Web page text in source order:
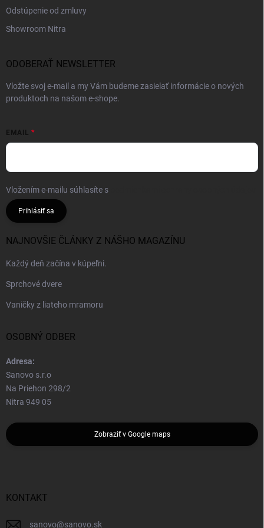
Odstúpenie od zmluvy
Showroom Nitra
ODOBERAŤ NEWSLETTER
Vložte svoj e-mail a my Vám budeme zasielať informácie o nových
produktoch na našom e-shope.
EMAIL
Vložením e-mailu súhlasíte s
Prihlásiť sa
NAJNOVŠIE ČLÁNKY Z NÁŠHO MAGAZÍNU
Každý deň začína v kúpeľni.
Sprchové dvere
Vaničky z liateho mramoru
OSOBNÝ ODBER
Adresa:
Sanovo s.r.o
Na Priehon 298/2
Nitra 949 05
Zobraziť v Google maps
KONTAKT
sanovo@sanovo.sk